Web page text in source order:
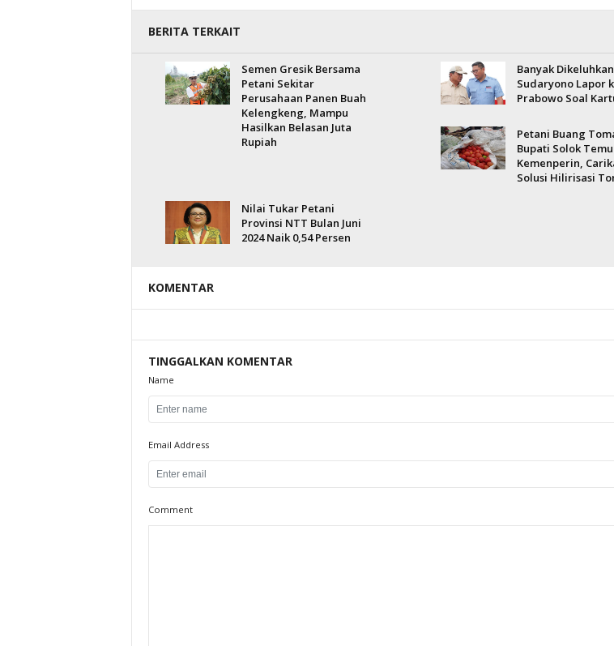
BERITA TERKAIT
Semen Gresik Bersama
Petani Sekitar
Perusahaan Panen Buah
Kelengkeng, Mampu
Hasilkan Belasan Juta
Rupiah
Banyak
Sudaryono Lapor
Prabowo Soal
Petani Buang
Bupati Solok
Kemenperin,
Solusi Hilirisasi
Nilai Tukar Petani
Provinsi NTT Bulan Juni
2024 Naik 0,54 Persen
KOMENTAR
TINGGALKAN KOMENTAR
Name
Email Address
Comment